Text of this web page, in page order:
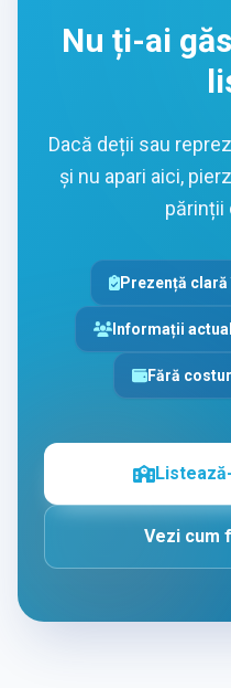
Nu ți-ai
Dacă deții sau
și nu apari aici,
părinții
Prezență
Informații
Fără
Vezi cum